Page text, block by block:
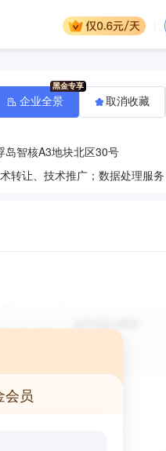
岛智核A3地块北区30号
企业全景 取消收藏
会员